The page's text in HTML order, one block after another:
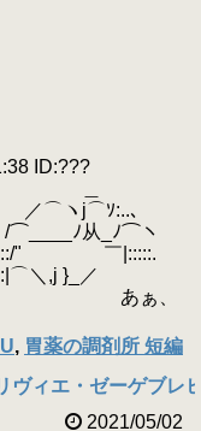
ID:???
:..､
ﾉ⌒ヽ
／
、
, 胃薬の調剤所 短編
ヴィエ・ゼーゲブレ
2021/05/02